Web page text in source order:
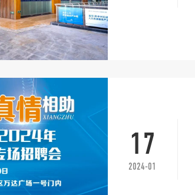
17
2024-01